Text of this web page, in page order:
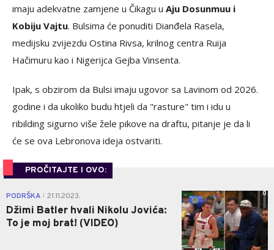
imaju adekvatne zamjene u Čikagu u Aju Dosunmuu i
Kobiju Vajtu. Bulsima će ponuditi Dianđela Rasela,
medijsku zvijezdu Ostina Rivsa, krilnog centra Ruija
Hačimuru kao i Nigerijca Gejba Vinsenta.
Ipak, s obzirom da Bulsi imaju ugovor sa Lavinom od 2026.
godine i da ukoliko budu htjeli da "rasture" tim i idu u
ribilding sigurno više žele pikove na draftu, pitanje je da li
će se ova Lebronova ideja ostvariti.
PROČITAJTE I OVO:
PODRŠKA 21.11.2023.
Džimi Batler hvali Nikolu Jovića:
To je moj brat! (VIDEO)
0